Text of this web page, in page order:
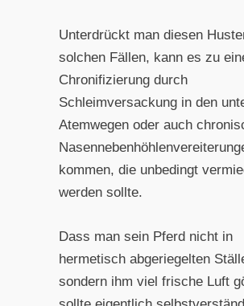
Unterdrückt man diesen
solchen Fällen, kann es zu
Chronifizierung durch
Schleimversackung in den
Atemwegen oder auch
kommen, die unbedingt
werden sollte.
Dass man sein Pferd nicht in
hermetisch abgeriegelten
sondern ihm viel frische Luft